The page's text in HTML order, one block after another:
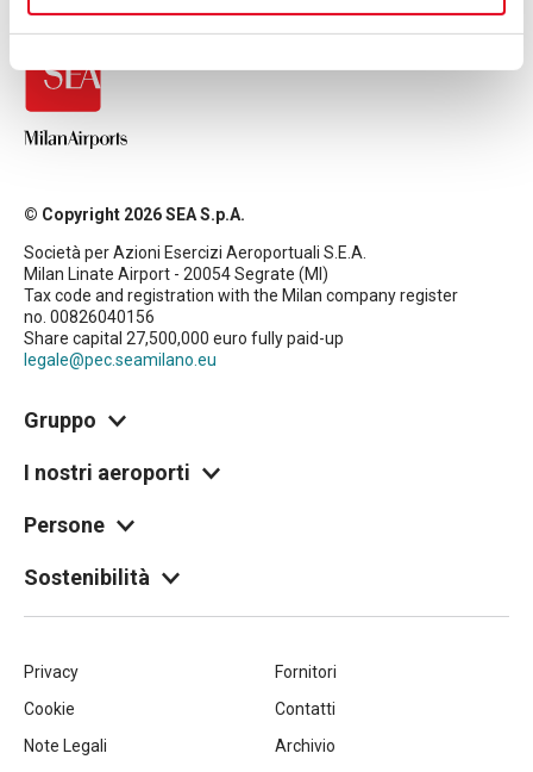
© Copyright 2026 SEA S.p.A.
Società per Azioni Esercizi Aeroportuali S.E.A.
Milan Linate Airport - 20054 Segrate (MI)
Tax code and registration with the Milan company register
no. 00826040156
Share capital 27,500,000 euro fully paid-up
legale@pec.seamilano.eu
Gruppo
I nostri aeroporti
Persone
Sostenibilità
Piè
di
Privacy
Cookie
Note Legali
Fornitori
Contatti
Archivio